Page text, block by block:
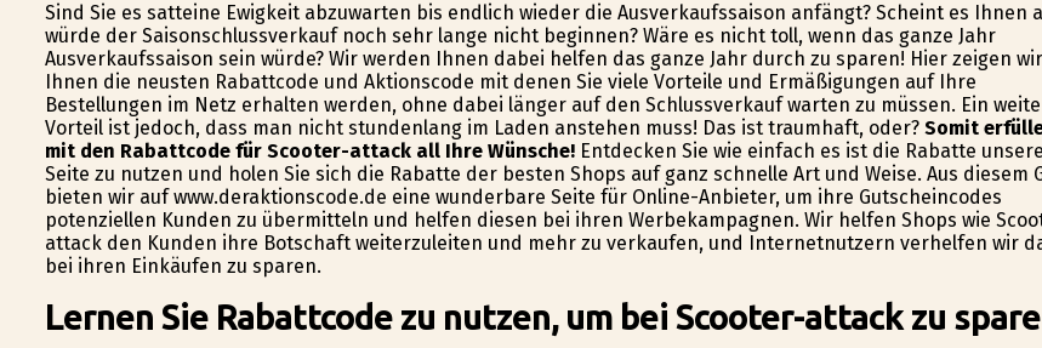
Sind Sie es satteine Ewigkeit abzuwarten bis endlich wieder die Ausverkaufssaison anfängt? Scheint es Ihnen
würde der Saisonschlussverkauf noch sehr lange nicht beginnen? Wäre es nicht toll, wenn das ganze Jahr
Ausverkaufssaison sein würde? Wir werden Ihnen dabei helfen das ganze Jahr durch zu sparen! Hier zeigen wir
Ihnen die neusten Rabattcode und Aktionscode mit denen Sie viele Vorteile und Ermäßigungen auf Ihre
Bestellungen im Netz erhalten werden, ohne dabei länger auf den Schlussverkauf warten zu müssen. Ein
Vorteil ist jedoch, dass man nicht stundenlang im Laden anstehen muss! Das ist traumhaft, oder? Somit
mit den Rabattcode für Scooter-attack all Ihre Wünsche!Entdecken Sie wie einfach es ist die Rabatte
Seite zu nutzen und holen Sie sich die Rabatte der besten Shops auf ganz schnelle Art und Weise. Aus diesem
bieten wir auf www.deraktionscode.de eine wunderbare Seite für Online-Anbieter, um ihre Gutscheincodes
potenziellen Kunden zu übermitteln und helfen diesen bei ihren Werbekampagnen. Wir helfen Shops wie
attack den Kunden ihre Botschaft weiterzuleiten und mehr zu verkaufen, und Internetnutzern verhelfen wir
bei ihren Einkäufen zu sparen.
Lernen Sie Rabattcode zu nutzen, um bei Scooter-attack zu